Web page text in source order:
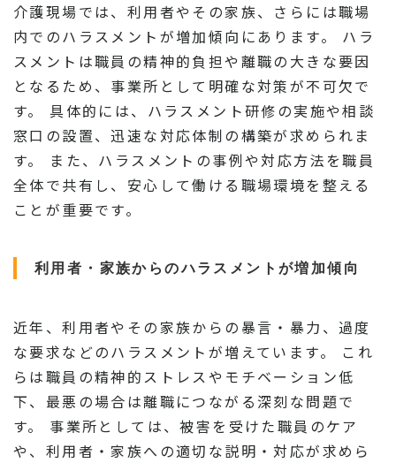
介護現場では、利用者やその家族、さらには職場
内でのハラスメントが増加傾向にあります。 ハラ
スメントは職員の精神的負担や離職の大きな要因
となるため、事業所として明確な対策が不可欠で
す。 具体的には、ハラスメント研修の実施や相談
窓口の設置、迅速な対応体制の構築が求められま
す。 また、ハラスメントの事例や対応方法を職員
全体で共有し、安心して働ける職場環境を整える
ことが重要です。
利用者・家族からのハラスメントが増加傾向
近年、利用者やその家族からの暴言・暴力、過度
な要求などのハラスメントが増えています。 これ
らは職員の精神的ストレスやモチベーション低
下、最悪の場合は離職につながる深刻な問題で
す。 事業所としては、被害を受けた職員のケア
や、利用者・家族への適切な説明・対応が求めら